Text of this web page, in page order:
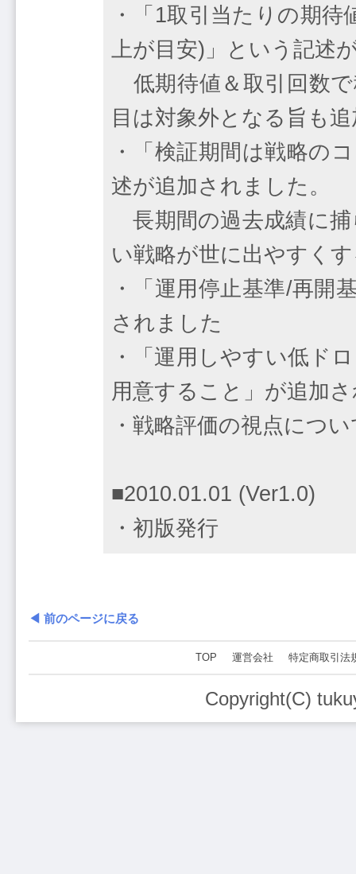
・「1取引当たりの期
上が目安)」という記述
低期待値＆取引回数
目は対象外となる旨も
・「検証期間は戦略の
述が追加されました。
長期間の過去成績に
い戦略が世に出やすく
・「運用停止基準/再開
されました
・「運用しやすい低ド
用意すること」が追加
・戦略評価の視点につ
■2010.01.01 (Ver1.0)
・初版発行
◀ 前のページに戻る
TOP 運営会社 特定商取引法
Copyright(C)